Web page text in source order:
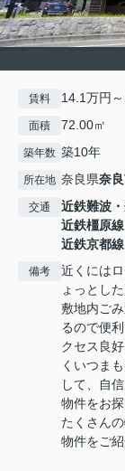
賃料 14.1万円
面積 72.00㎡
築年数 築10年
所在地 奈良県奈
交通 近鉄難波
近鉄橿原線
近鉄京都線
備考
近くには
ょっとし
敷地内ご
るので便
クセス良
くいつま
して、自
物件をお
たくさん
物件をご紹